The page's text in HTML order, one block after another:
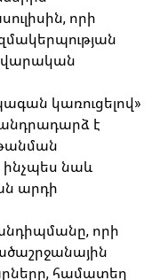
որի
կառուցելով»
է
ինչպես նաև
արդի
որի
համատեղ